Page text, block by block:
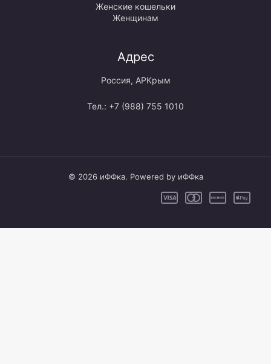
Женские кошельки
Женщинам
Адрес
Россия, АРКрым
Тел.: +7 (988) 755 1010
© 2026 иФФка. Powered by иФФка